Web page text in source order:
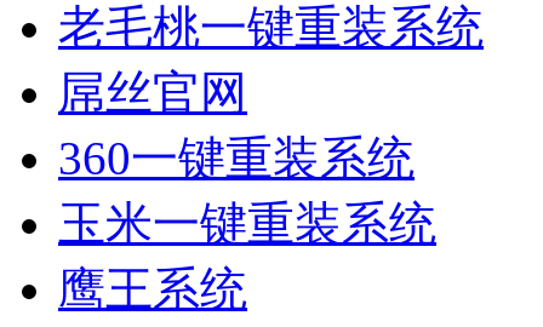
老毛桃一键重装系统
屌丝官网
360一键重装系统
玉米一键重装系统
鹰王系统